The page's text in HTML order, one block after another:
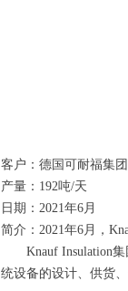
客户：德国可耐福集团
产量：192吨/天
日期：2021年6月
简介： 2021年6月，
Knauf Insulation集
统设备的设计、供货